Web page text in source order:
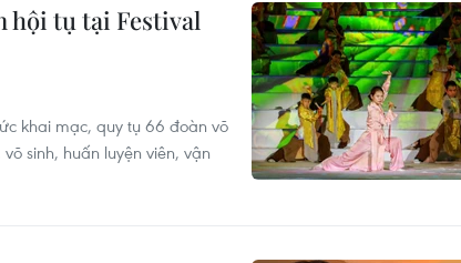
hội tụ tại Festival
khai mạc, quy tụ 66 đoàn võ
sinh, huấn luyện viên, vận